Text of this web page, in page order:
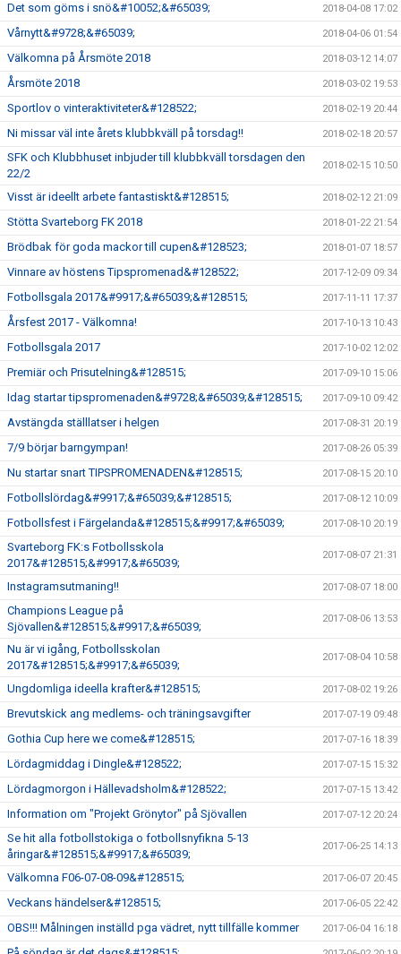
Det som göms i snö&#10052;&#65039; 2018-04-08 17:02
Vårnytt&#9728;&#65039; 2018-04-06 01:54
Välkomna på Årsmöte 2018 2018-03-12 14:07
Årsmöte 2018 2018-03-02 19:53
Sportlov o vinteraktiviteter&#128522; 2018-02-19 20:44
Ni missar väl inte årets klubbkväll på torsdag!! 2018-02-18 20:57
SFK och Klubbhuset inbjuder till klubbkväll torsdagen den
22/2
2018-02-15 10:50
Visst är ideellt arbete fantastiskt&#128515; 2018-02-12 21:09
Stötta Svarteborg FK 2018 2018-01-22 21:54
Brödbak för goda mackor till cupen&#128523; 2018-01-07 18:57
Vinnare av höstens Tipspromenad&#128522; 2017-12-09 09:34
Fotbollsgala 2017&#9917;&#65039;&#128515; 2017-11-11 17:37
Årsfest 2017 - Välkomna! 2017-10-13 10:43
Fotbollsgala 2017 2017-10-02 12:02
Premiär och Prisutelning&#128515; 2017-09-10 15:06
Idag startar tipspromenaden&#9728;&#65039;&#128515; 2017-09-10 09:42
Avstängda ställlatser i helgen 2017-08-31 20:19
7/9 börjar barngympan! 2017-08-26 05:39
Nu startar snart TIPSPROMENADEN&#128515; 2017-08-15 20:10
Fotbollslördag&#9917;&#65039;&#128515; 2017-08-12 10:09
Fotbollsfest i Färgelanda&#128515;&#9917;&#65039; 2017-08-10 20:19
Svarteborg FK:s Fotbollsskola
2017&#128515;&#9917;&#65039;
2017-08-07 21:31
Instagramsutmaning!! 2017-08-07 18:00
Champions League på
Sjövallen&#128515;&#9917;&#65039;
2017-08-06 13:53
Nu är vi igång, Fotbollsskolan
2017&#128515;&#9917;&#65039;
2017-08-04 10:58
Ungdomliga ideella krafter&#128515; 2017-08-02 19:26
Brevutskick ang medlems- och träningsavgifter 2017-07-19 09:48
Gothia Cup here we come&#128515; 2017-07-16 18:39
Lördagmiddag i Dingle&#128522; 2017-07-15 15:32
Lördagmorgon i Hällevadsholm&#128522; 2017-07-15 13:42
Information om "Projekt Grönytor" på Sjövallen 2017-07-12 20:24
Se hit alla fotbollstokiga o fotbollsnyfikna 5-13
åringar&#128515;&#9917;&#65039;
2017-06-25 14:13
Välkomna F06-07-08-09&#128515; 2017-06-07 20:45
Veckans händelser&#128515; 2017-06-05 22:42
OBS!!! Målningen inställd pga vädret, nytt tillfälle kommer 2017-06-04 16:18